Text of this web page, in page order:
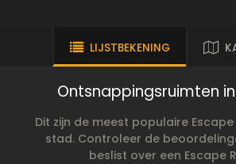
LIJSTBEKENING
Ontsnappingsruimten
Dit zijn de meest populaire
stad. Controleer de
beslist over een Escape